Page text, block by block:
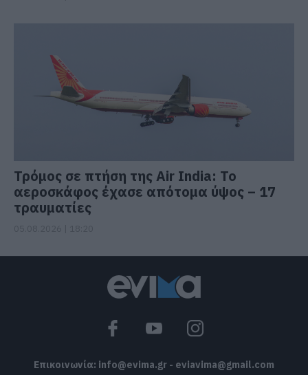
Τρόμος σε πτήση της Air India: Το
αεροσκάφος έχασε απότομα ύψος – 17
τραυματίες
Επικοινωνία: info@evima.gr - eviavima@gmail.com